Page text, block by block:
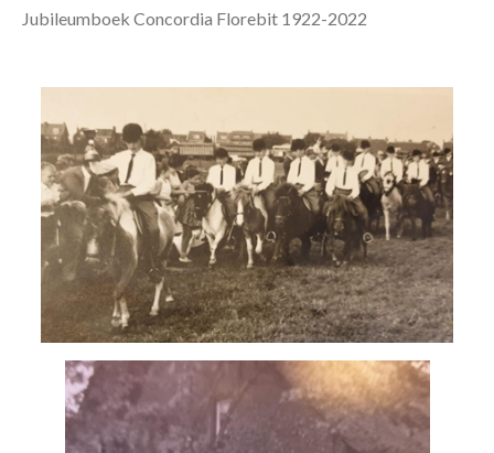
Jubileumboek Concordia Florebit 1922-2022